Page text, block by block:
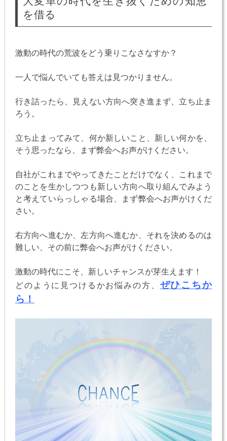
を借る
激動の時代の荒波をどう乗りこなさなすか？
一人で悩んでいても答えは見つかりません。
行き詰ったら、見えない方向へ突き進まず、立ち止ま
ろう。
立ち止まってみて、何か新しいこと、新しい何かを、
そう思ったなら、まず弊会へお声がけください。
自社がこれまでやってきたことだけでなく、これまで
のことを生かしつつも新しい方向へ取り組んでみよう
と考えていらっしゃる場合、まず弊会へお声がけくだ
さい。
右方向へ進むか、左方向へ進むか、それを決めるのは
難しい、その前に弊会へお声がけください。
激動の時代にこそ、新しいチャンスが芽生えます！
どのように見つけるかお悩みの方、 ぜひこちか
ら！